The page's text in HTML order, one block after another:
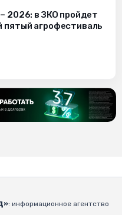
– 2026: в ЗКО пройдет
пятый агрофестиваль
: информационное агентство